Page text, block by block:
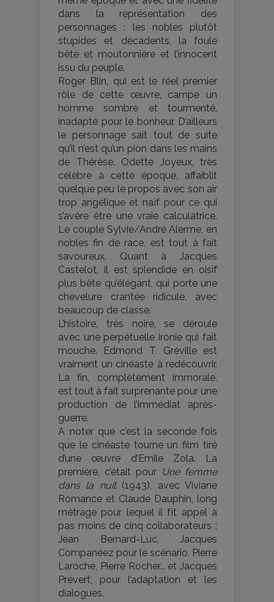
dans la représentation des
personnages : les nobles plutôt
stupides et décadents, la foule
bête et moutonnière et l’innocent
issu du peuple.
Roger Blin, qui est le réel premier
rôle de cette œuvre, campe un
homme sombre et tourmenté,
inadapté pour le bonheur. D’ailleurs
le personnage sait tout de suite
qu’il n’est qu’un pion dans les mains
de Thérèse. Odette Joyeux, très
célèbre à cette époque, affaiblit
quelque peu le propos avec son air
trop angélique et naïf pour ce qui
s’avère être une vraie calculatrice.
Le couple Sylvie/André Alerme, en
nobles fin de race, est tout à fait
savoureux. Quant à Jacques
Castelot, il est splendide en oisif
plus bête qu’élégant, qui porte une
chevelure crantée ridicule, avec
beaucoup de classe.
L’histoire, très noire, se déroule
avec une perpétuelle ironie qui fait
mouche. Edmond T. Gréville est
vraiment un cinéaste à redécouvrir.
La fin, complètement immorale,
est tout à fait surprenante pour une
production de l’immédiat après-
guerre.
A noter que c’est la seconde fois
que le cinéaste tourne un film tiré
d’une œuvre d’Emile Zola. La
première, c’était pour Une femme
dans la nuit(1943), avec Viviane
Romance et Claude Dauphin, long
métrage pour lequel il fît appel à
pas moins de cinq collaborateurs :
Jean Bernard-Luc, Jacques
Companéez pour le scénario, Pierre
Laroche, Pierre Rocher... et Jacques
Prévert, pour l’adaptation et les
dialogues.